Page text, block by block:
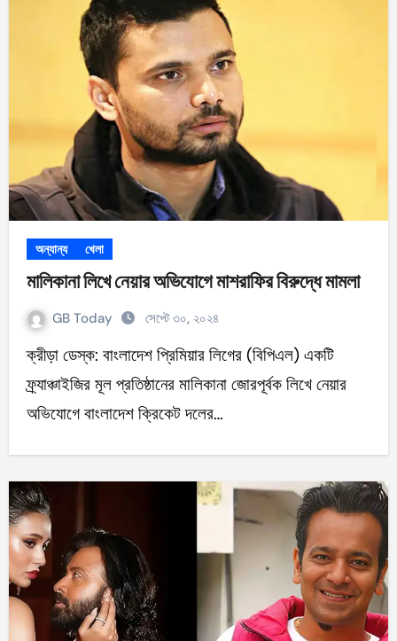
অন্যান্য খেলা
মালিকানা লিখে নেয়ার অভিযোগে মাশরাফির বিরুদ্ধে মামলা
GB Today সেপ্টে ৩০, ২০২৪
ক্রীড়া ডেস্ক: বাংলাদেশ প্রিমিয়ার লিগের (বিপিএল) একটি
ফ্র্যাঞ্চাইজির মূল প্রতিষ্ঠানের মালিকানা জোরপূর্বক লিখে নেয়ার
অভিযোগে বাংলাদেশ ক্রিকেট দলের…